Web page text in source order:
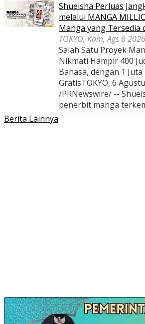
Shueisha Perluas
melalui MANGA
Manga yang Tersedia
TOKYO, Kam, Ags 6
Salah Satu Proyek
Nikmati Hampir 400
Bahasa, dengan 1
GratisTOKYO, 6
/PRNewswire/ --
penerbit manga
Berita Lainnya